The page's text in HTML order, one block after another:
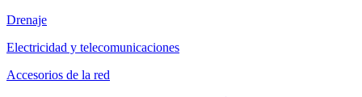
Drenaje
Electricidad y telecomunicaciones
Accesorios de la red